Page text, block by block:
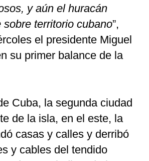
y aún el huracán
territorio cubano”,
el presidente Miguel
su primer balance de la
Cuba, la segunda ciudad
de la isla, en el este, la
casas y calles y derribó
y cables del tendido